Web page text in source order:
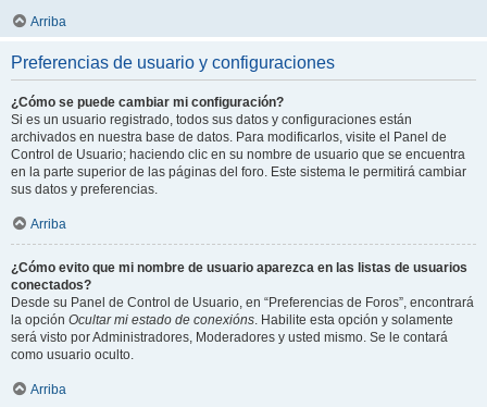
Arriba
Preferencias de usuario y configuraciones
¿Cómo se puede cambiar mi configuración?
Si es un usuario registrado, todos sus datos y configuraciones están
archivados en nuestra base de datos. Para modificarlos, visite el Panel de
Control de Usuario; haciendo clic en su nombre de usuario que se encuentra
en la parte superior de las páginas del foro. Este sistema le permitirá cambiar
sus datos y preferencias.
Arriba
¿Cómo evito que mi nombre de usuario aparezca en las listas de usuarios
conectados?
Desde su Panel de Control de Usuario, en “Preferencias de Foros”, encontrará
la opción Ocultar mi estado de conexións. Habilite esta opción y solamente
será visto por Administradores, Moderadores y usted mismo. Se le contará
como usuario oculto.
Arriba